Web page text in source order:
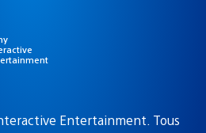
Entertainment. Tous